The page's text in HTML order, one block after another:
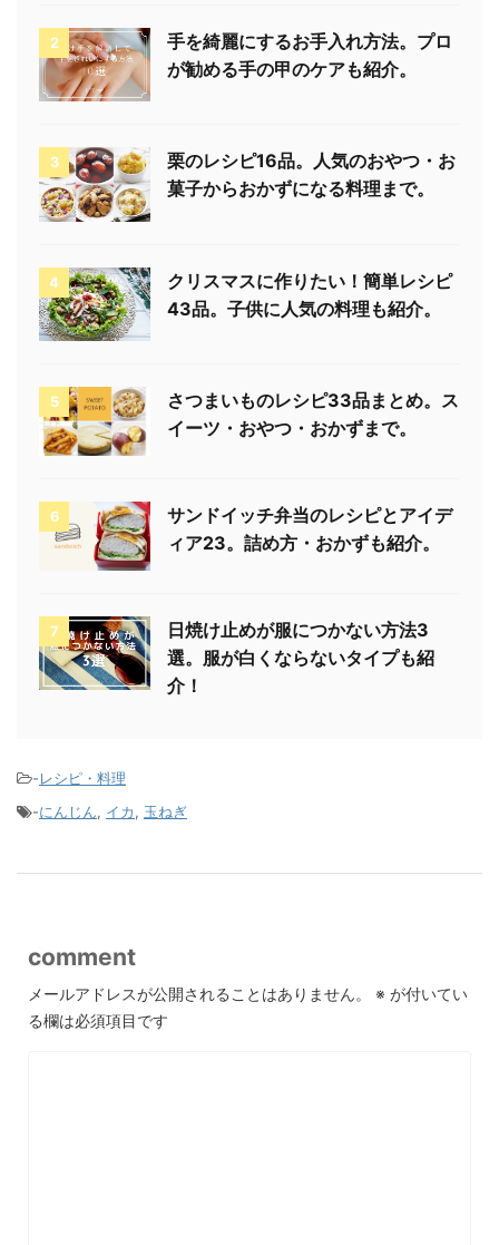
2
手を綺麗にするお手入れ方法。プロ
が勧める手の甲のケアも紹介。
3
栗のレシピ16品。人気のおやつ・お
菓子からおかずになる料理まで。
4
クリスマスに作りたい！簡単レシピ
43品。子供に人気の料理も紹介。
5
さつまいものレシピ33品まとめ。ス
イーツ・おやつ・おかずまで。
6
サンドイッチ弁当のレシピとアイデ
ィア23。詰め方・おかずも紹介。
7
日焼け止めが服につかない方法3
選。服が白くならないタイプも紹
介！
-レシピ・料理
-にんじん, イカ, 玉ねぎ
comment
メールアドレスが公開されることはありません。 ※ が付いてい
る欄は必須項目です